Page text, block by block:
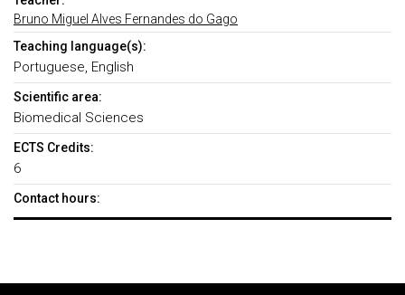
Bruno Miguel Alves Fernandes do Gago
Teaching language(s):
Portuguese, English
Scientific area:
Biomedical Sciences
ECTS Credits:
6
Contact hours: